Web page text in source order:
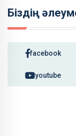
Біздің
facebook
youtube